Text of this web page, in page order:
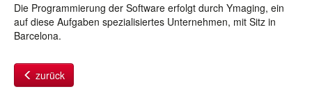
Die Programmierung der Software erfolgt durch Ymaging, ein
auf diese Aufgaben spezialisiertes Unternehmen, mit Sitz in
Barcelona.
zurück